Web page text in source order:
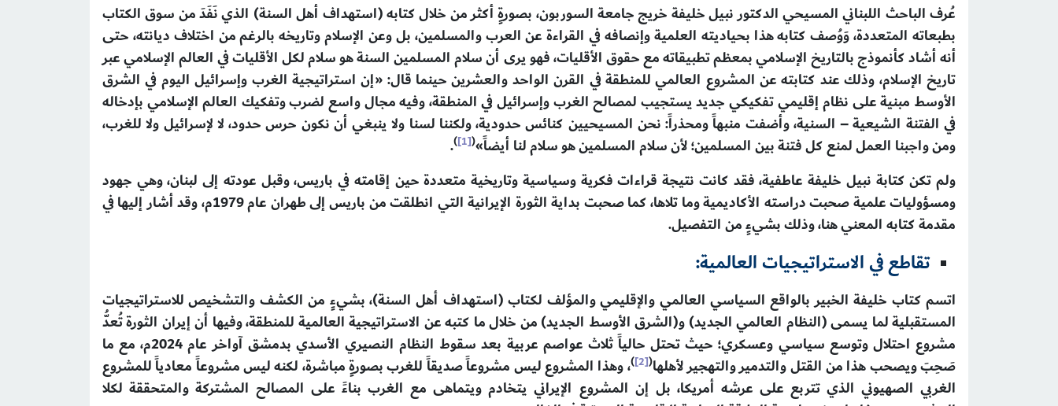
عُرف الباحث اللبناني المسيحي الدكتور نبيل خليفة خريج جامعة السوربون، بصورةٍ أكثر من خلال كتابه (استهداف أهل السنة) الذي نَفَدَ من سوق الكتاب
بطبعاته المتعددة، وَوُصف كتابه هذا بحياديته العلمية وإنصافه في القراءة عن العرب والمسلمين، بل وعن الإسلام وتاريخه بالرغم من اختلاف ديانته، حتى
أنه أشاد كأنموذج بالتاريخ الإسلامي بمعظم تطبيقاته مع حقوق الأقليات، فهو يرى أن سلام المسلمين السنة هو سلام لكل الأقليات في العالم الإسلامي عبر
تاريخ الإسلام، وذلك عند كتابته عن المشروع العالمي للمنطقة في القرن الواحد والعشرين حينما قال: «إن استراتيجية الغرب وإسرائيل اليوم في الشرق
الأوسط مبنية على نظام إقليمي تفكيكي جديد يستجيب لمصالح الغرب وإسرائيل في المنطقة، وفيه مجال واسع لضرب وتفكيك العالم الإسلامي بإدخاله
في الفتنة الشيعية – السنية، وأضفت منبهاً ومحذراً: نحن المسيحيين كنائس حدودية، ولكننا لسنا ولا ينبغي أن نكون حرس حدود، لا لإسرائيل ولا للغرب،
ومن واجبنا العمل لمنع كل فتنة بين المسلمين؛ لأن سلام المسلمين هو سلام لنا أيضاً»(
[1]
)
.
ولم تكن كتابة نبيل خليفة عاطفية، فقد كانت نتيجة قراءات فكرية وسياسية وتاريخية متعددة حين إقامته في باريس، وقبل عودته إلى لبنان، وهي جهود
ومسؤوليات علمية صحبت دراسته الأكاديمية وما تلاها، كما صحبت بداية الثورة الإيرانية التي انطلقت من باريس إلى طهران عام 1979م، وقد أشار إليها في
مقدمة كتابه المعني هنا، وذلك بشيءٍ من التفصيل.
تقاطع في الاستراتيجيات العالمية:
اتسم كتاب خليفة الخبير بالواقع السياسي العالمي والإقليمي والمؤلف لكتاب (استهداف أهل السنة)، بشيءٍ من الكشف والتشخيص للاستراتيجيات
المستقبلية لما يسمى (النظام العالمي الجديد) و(الشرق الأوسط الجديد) من خلال ما كتبه عن الاستراتيجية العالمية للمنطقة، وفيها أن إيران الثورة تُعدُّ
مشروع احتلال وتوسع سياسي وعسكري؛ حيث تحتل حالياً ثلاث عواصم عربية بعد سقوط النظام النصيري الأسدي بدمشق آواخر عام 2024م، مع ما
صَحِبَ ويصحب هذا من القتل والتدمير والتهجير لأهلها(
[2]
)، وهذا المشروع ليس مشروعاً صديقاً للغرب بصورةٍ مباشرة، لكنه ليس مشروعاً معادياً للمشروع
الغربي الصهيوني الذي تتربع على عرشه أمريكا، بل إن المشروع الإيراني يتخادم ويتماهى مع الغرب بناءً على المصالح المشتركة والمتحققة لكلا